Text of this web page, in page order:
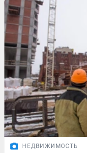
НЕДВИЖИМОСТЬ